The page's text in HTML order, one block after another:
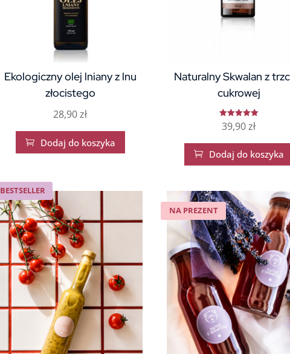
Ekologiczny olej lniany z lnu
złocistego
28,90zł
 Dodaj do koszyka
Naturalny Skwalan z
cukrowej
Oceniono
5
39,90zł
 Dodaj do koszyka
BESTSELLER
NA PREZENT